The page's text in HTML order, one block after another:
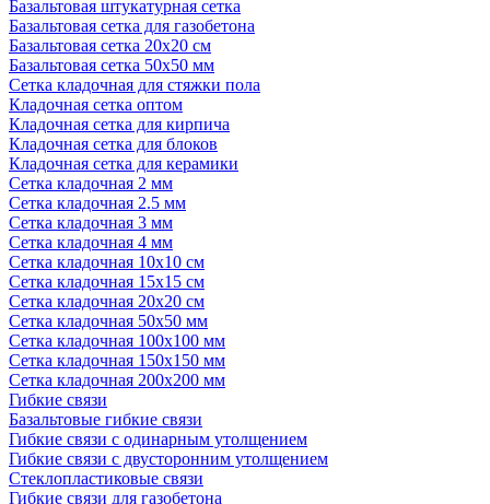
Базальтовая штукатурная сетка
Базальтовая сетка для газобетона
Базальтовая сетка 20x20 см
Базальтовая сетка 50x50 мм
Сетка кладочная для стяжки пола
Кладочная сетка оптом
Кладочная сетка для кирпича
Кладочная сетка для блоков
Кладочная сетка для керамики
Сетка кладочная 2 мм
Сетка кладочная 2.5 мм
Сетка кладочная 3 мм
Сетка кладочная 4 мм
Сетка кладочная 10x10 см
Сетка кладочная 15x15 см
Сетка кладочная 20x20 см
Сетка кладочная 50x50 мм
Сетка кладочная 100x100 мм
Сетка кладочная 150x150 мм
Сетка кладочная 200x200 мм
Гибкие связи
Базальтовые гибкие связи
Гибкие связи с одинарным утолщением
Гибкие связи с двусторонним утолщением
Стеклопластиковые связи
Гибкие связи для газобетона